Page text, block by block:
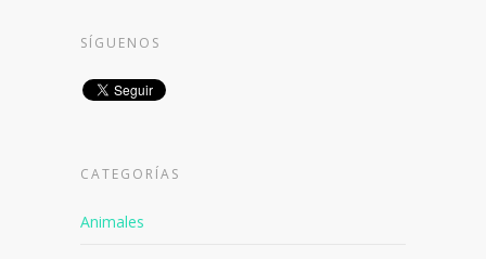
SÍGUENOS
CATEGORÍAS
Animales